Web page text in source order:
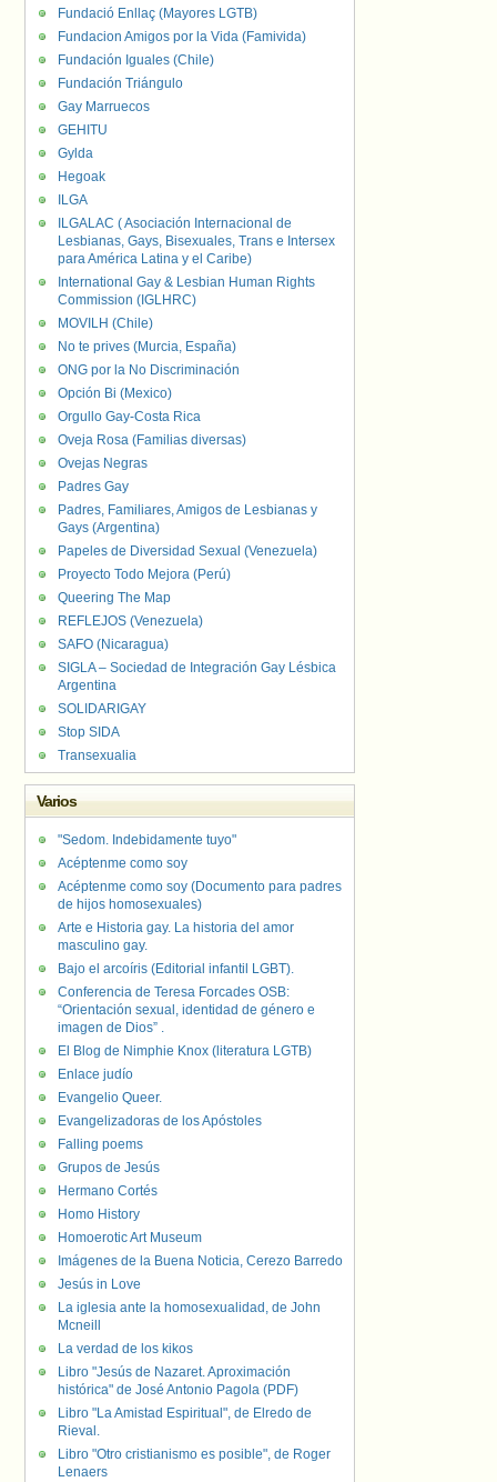
Fundació Enllaç (Mayores LGTB)
Fundacion Amigos por la Vida (Famivida)
Fundación Iguales (Chile)
Fundación Triángulo
Gay Marruecos
GEHITU
Gylda
Hegoak
ILGA
ILGALAC ( Asociación Internacional de
Lesbianas, Gays, Bisexuales, Trans e Intersex
para América Latina y el Caribe)
International Gay & Lesbian Human Rights
Commission (IGLHRC)
MOVILH (Chile)
No te prives (Murcia, España)
ONG por la No Discriminación
Opción Bi (Mexico)
Orgullo Gay-Costa Rica
Oveja Rosa (Familias diversas)
Ovejas Negras
Padres Gay
Padres, Familiares, Amigos de Lesbianas y
Gays (Argentina)
Papeles de Diversidad Sexual (Venezuela)
Proyecto Todo Mejora (Perú)
Queering The Map
REFLEJOS (Venezuela)
SAFO (Nicaragua)
SIGLA – Sociedad de Integración Gay Lésbica
Argentina
SOLIDARIGAY
Stop SIDA
Transexualia
Varios
"Sedom. Indebidamente tuyo"
Acéptenme como soy
Acéptenme como soy (Documento para padres
de hijos homosexuales)
Arte e Historia gay. La historia del amor
masculino gay.
Bajo el arcoíris (Editorial infantil LGBT).
Conferencia de Teresa Forcades OSB:
“Orientación sexual, identidad de género e
imagen de Dios” .
El Blog de Nimphie Knox (literatura LGTB)
Enlace judío
Evangelio Queer.
Evangelizadoras de los Apóstoles
Falling poems
Grupos de Jesús
Hermano Cortés
Homo History
Homoerotic Art Museum
Imágenes de la Buena Noticia, Cerezo Barredo
Jesús in Love
La iglesia ante la homosexualidad, de John
Mcneill
La verdad de los kikos
Libro "Jesús de Nazaret. Aproximación
histórica" de José Antonio Pagola (PDF)
Libro "La Amistad Espiritual", de Elredo de
Rieval.
Libro "Otro cristianismo es posible", de Roger
Lenaers